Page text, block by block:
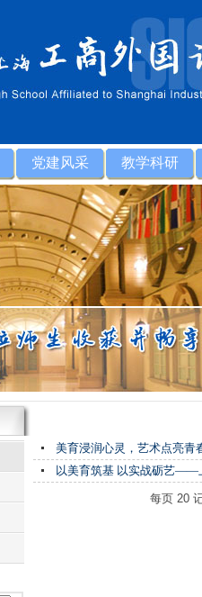
党建风采 教学科研
美育浸润心灵，艺术点亮青
以美育筑基 以实战砺艺——
每页 20